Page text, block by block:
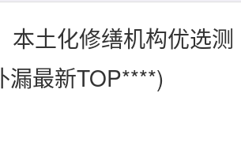
本土化修缮机构优选测
最新TOP****)